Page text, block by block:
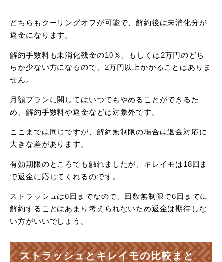
どちらもクーリングオフが可能で、解約後は未消化分が
返金になります。
解約手数料も未消化残金の10％、もしくは2万円のどち
らか少ない方になるので、2万円以上かかることはありま
せん。
月額プランに関してはいつでもやめることができるた
め、解約手数料や返金などは対象外です。
ここまでは同じですが、解約無制限の場合は返金対応に
大きな差があります。
有効期限のところでも触れましたが、キレイモは18回ま
で返金に応じてくれるのです。
ストラッシュは6回までなので、回数無制限で6回までに
解約することはあまり考えられないため返金は期待しな
い方がいいでしょう。
ストラッシュとキレイモの比較まと